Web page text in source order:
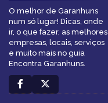
O melhor de Garanhuns
num só lugar! Dicas, onde
ir, o que fazer, as melhores
empresas, locais, serviços
e muito mais no guia
Encontra Garanhuns.